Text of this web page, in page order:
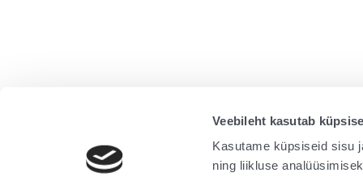
Veebileht kasutab
Kasutame küpsiseid sisu
ning liikluse